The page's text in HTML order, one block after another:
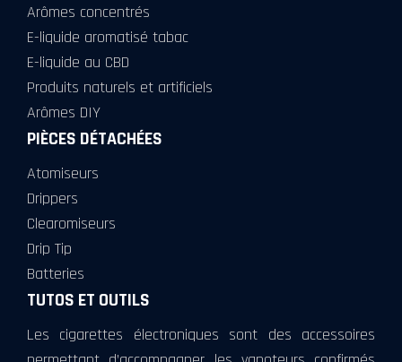
Arômes concentrés
E-liquide aromatisé tabac
E-liquide au CBD
Produits naturels et artificiels
Arômes DIY
PIÈCES DÉTACHÉES
Atomiseurs
Drippers
Clearomiseurs
Drip Tip
Batteries
TUTOS ET OUTILS
Les cigarettes électroniques sont des accessoires